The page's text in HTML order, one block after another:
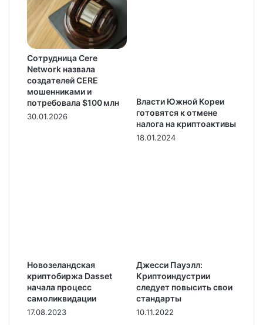
Сотрудница Cere
Network назвала
создателей CERE
мошенниками и
потребовала $100 млн
30.01.2026
Власти Южной Кореи
готовятся к отмене
налога на криптоактивы
18.01.2024
Новозеландская
криптобиржа Dasset
начала процесс
самоликвидации
17.08.2023
Джесси Пауэлл:
Криптоиндустрии
следует повысить свои
стандарты
10.11.2022